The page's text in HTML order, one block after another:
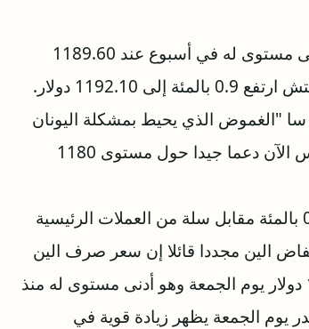
وقفز سعر الذهب في السوق الفورية 1.3 بالمئة إلى أعلى مستوى له في أسبوع عند 1189.60
دولار للأوقية (الأونصة) وبحلول الساعة 1449 بتوقيت جرينتش ارتفع 0.9 بالمئة إلى 1192.10 دولار.
"الغموض الذي يحيط بمشكلة اليونان
وتراجع الدولار يعززان الذهب اليوم .. ويلقى المعدن النفيس الآن دعما جيدا حول مستوى 1180
ولقي الذهب أيضا دعما في هبوط الدولار الذي انخفض 0.3 بالمئة مقابل سلة من العملات الرئيسية
الين مجددا قائلا إن سعر صرف الين
منخفض للغاية بالفعل. وكان الذهب قد هبط إلى 1162.35 دولار يوم الجمعة وهو أدنى مستوى له منذ
يوم الجمعة يظهر زيادة قوية في